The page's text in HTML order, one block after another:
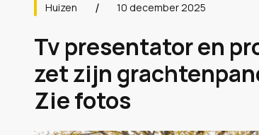
Huizen 10 december 2025
Tv presentator en
zet zijn
Zie fotos